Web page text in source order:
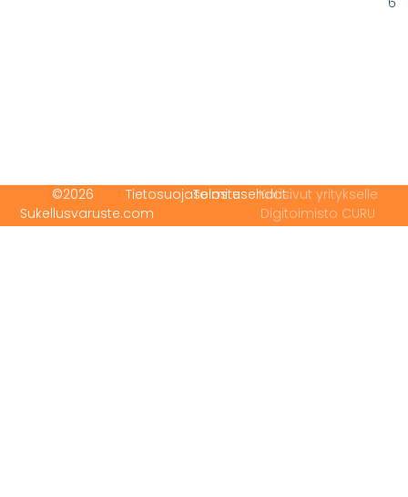
©2026
Sukellusvaruste.com
TietosuojaselosteToimitusehdotKotisivut yritykselle
Digitoimisto CURU